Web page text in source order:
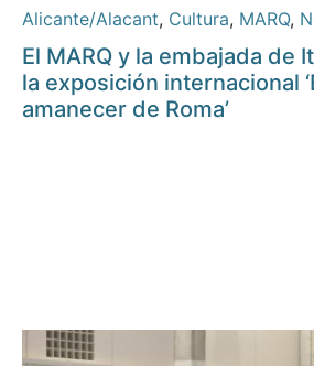
Alicante/Alacant, Cultura, MARQ,
El MARQ y la embajada de
la exposición internacional
amanecer de Roma’